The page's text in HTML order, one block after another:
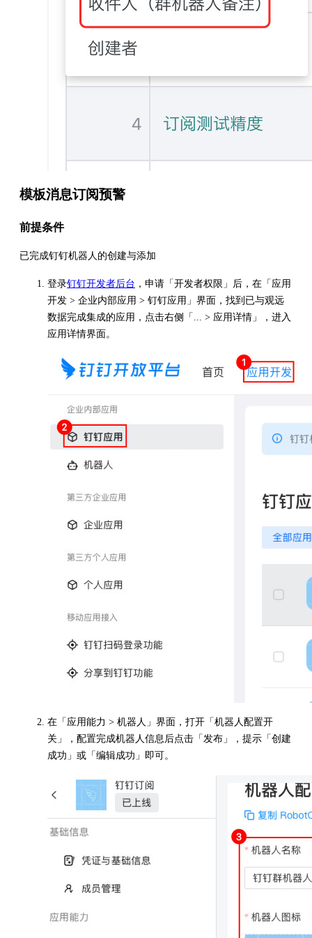
模板消息订阅预警
前提条件
已完成钉钉机器人的创建与添加
登录钉钉开发者后台 ，申请「开发者权限」后，在「应用
开发 > 企业内部应用 > 钉钉应用」界面，找到已与观远
数据完成集成的应用，点击右侧「... > 应用详情」，进入
应用详情界面。
在「应用能力 > 机器人」界面，打开「机器人配置开
关」，配置完成机器人信息后点击「发布」，提示「创建
成功」或「编辑成功」即可。